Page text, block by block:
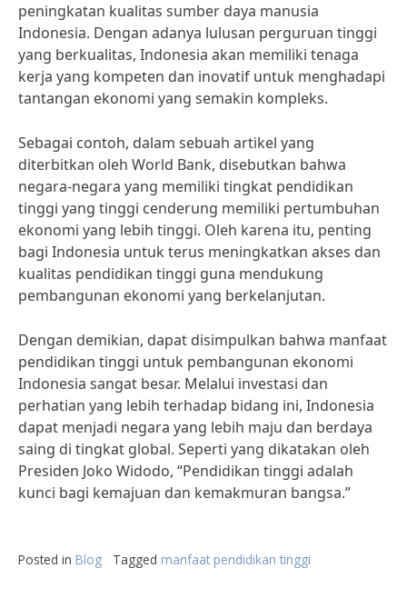
peningkatan kualitas sumber daya manusia
Indonesia. Dengan adanya lulusan perguruan tinggi
yang berkualitas, Indonesia akan memiliki tenaga
kerja yang kompeten dan inovatif untuk menghadapi
tantangan ekonomi yang semakin kompleks.
Sebagai contoh, dalam sebuah artikel yang
diterbitkan oleh World Bank, disebutkan bahwa
negara-negara yang memiliki tingkat pendidikan
tinggi yang tinggi cenderung memiliki pertumbuhan
ekonomi yang lebih tinggi. Oleh karena itu, penting
bagi Indonesia untuk terus meningkatkan akses dan
kualitas pendidikan tinggi guna mendukung
pembangunan ekonomi yang berkelanjutan.
Dengan demikian, dapat disimpulkan bahwa manfaat
pendidikan tinggi untuk pembangunan ekonomi
Indonesia sangat besar. Melalui investasi dan
perhatian yang lebih terhadap bidang ini, Indonesia
dapat menjadi negara yang lebih maju dan berdaya
saing di tingkat global. Seperti yang dikatakan oleh
Presiden Joko Widodo, “Pendidikan tinggi adalah
kunci bagi kemajuan dan kemakmuran bangsa.”
Posted in Blog Tagged manfaat pendidikan tinggi